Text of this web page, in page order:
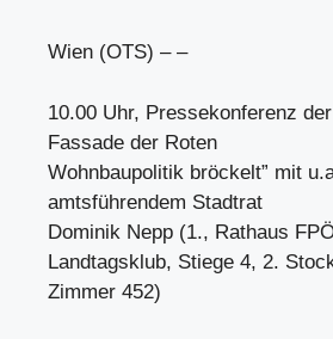
Wien (OTS) – –
10.00 Uhr, Pressekonferenz
Fassade der Roten
Wohnbaupolitik bröckelt” mit
amtsführendem Stadtrat
Dominik Nepp (1., Rathaus
Landtagsklub, Stiege 4, 2.
Zimmer 452)